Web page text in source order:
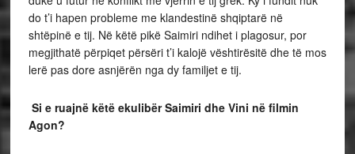
do t’i hapen probleme me klandestinë shqiptarë në
shtëpinë e tij. Në këtë pikë Saimiri ndihet i plagosur, por
megjithatë përpiqet përsëri t’i kalojë vështirësitë dhe të mos
lerë pas dore asnjërën nga dy familjet e tij.
Si e ruajnë këtë ekulibër Saimiri dhe Vini në filmin
Agon?